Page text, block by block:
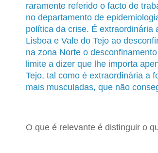
raramente referido o facto de
no departamento de
política da crise. É extraordinária
Lisboa e Vale do Tejo ao
na zona Norte o
limite a dizer que lhe importa
Tejo, tal como é extraordinária a
mais musculadas, que não
O que é relevante é distinguir o